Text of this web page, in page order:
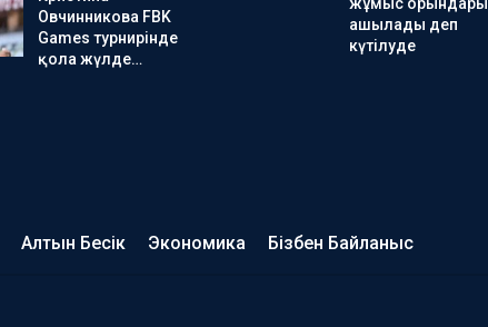
Овчинникова FBK
Games турнирінде
қола жүлде…
ашылады деп
күтілуде
Алтын Бесік Экономика Бізбен Байланыс